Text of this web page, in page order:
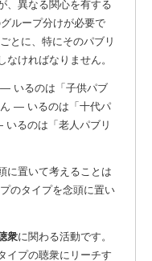
、異なる関心を有する
ループ分けが必要で
とに、特にそのパブリ
なければなりません。
いるのは「子供パブ
― いるのは「十代パ
るのは「老人パブリ
に置いて考えることは
のタイプを念頭に置い
衆に関わる活動です。
イプの聴衆にリーチす